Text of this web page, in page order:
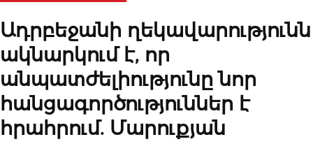
Ադրբեջանի ղեկավարությունն
ակնարկում է, որ
անպատժելիությունը նոր
հանցագործություններ է
հրահրում. Մարուքյան